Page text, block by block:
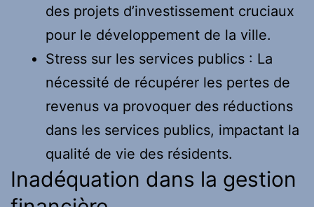
des projets d’investissement cruciaux
pour le développement de la ville.
Stress sur les services publics : La
nécessité de récupérer les pertes de
revenus va provoquer des réductions
dans les services publics, impactant la
qualité de vie des résidents.
Inadéquation dans la gestion